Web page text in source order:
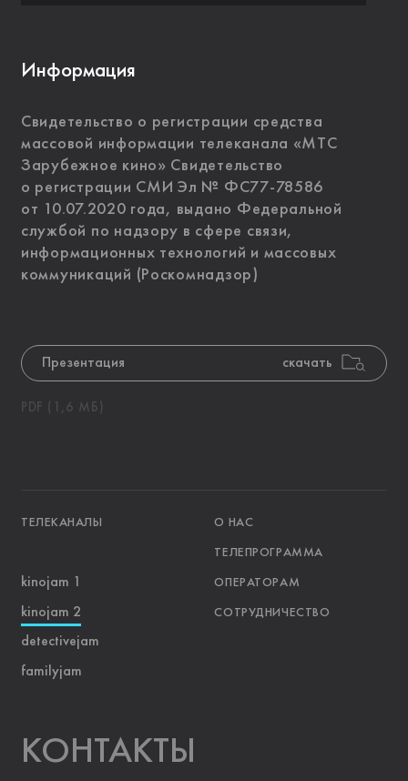
Информация
Свидетельство о регистрации средства
массовой информации телеканала «МТС
Зарубежное кино» Свидетельство
о регистрации СМИ Эл № ФС77-78586
от 10.07.2020 года, выдано Федеральной
службой по надзору в сфере связи,
информационных технологий и массовых
коммуникаций (Роскомнадзор)
Презентация скачать
PDF (1,6 МБ)
ТЕЛЕКАНАЛЫ О НАС
ТЕЛЕПРОГРАММА
ОПЕРАТОРАМ
СОТРУДНИЧЕСТВО
kinojam 1
kinojam 2
detectivejam
familyjam
KOНТАКТЫ